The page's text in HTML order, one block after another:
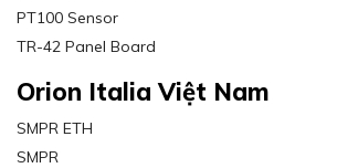
PT100 Sensor
TR-42 Panel Board
Orion Italia Việt Nam
SMPR ETH
SMPR